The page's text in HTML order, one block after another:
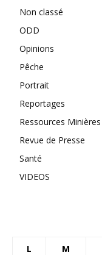
Non classé
ODD
Opinions
Pêche
Portrait
Reportages
Ressources Minières
Revue de Presse
Santé
VIDEOS
L M